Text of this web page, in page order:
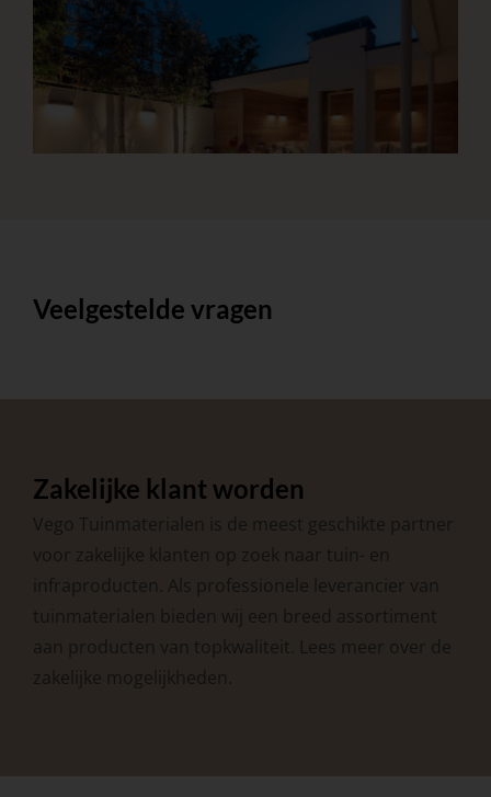
Veelgestelde vragen
Zakelijke klant worden
Vego Tuinmaterialen is de meest geschikte partner
voor zakelijke klanten op zoek naar tuin- en
infraproducten. Als professionele leverancier van
tuinmaterialen bieden wij een breed assortiment
aan producten van topkwaliteit. Lees meer over de
zakelijke mogelijkheden